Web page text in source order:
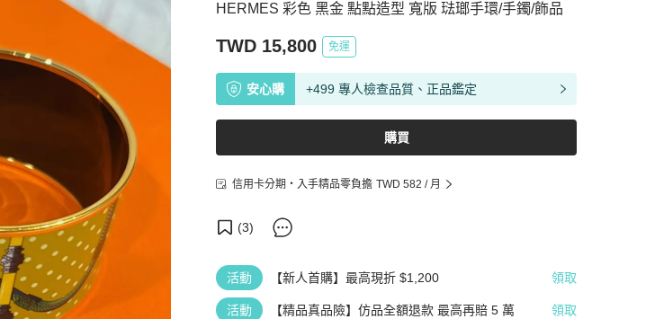
HERMES 彩色 黑金 點點造型 寬版 琺瑯手環/手鐲/飾品
TWD 15,800 免運
安心購 +499 專人檢查品質、正品鑑定
購買
信用卡分期・入手精品零負擔 TWD 582 / 月
(3)
活動 【新人首購】最高現折 $1,200 領取
活動 【精品真品險】仿品全額退款 最高再賠 5 萬 領取